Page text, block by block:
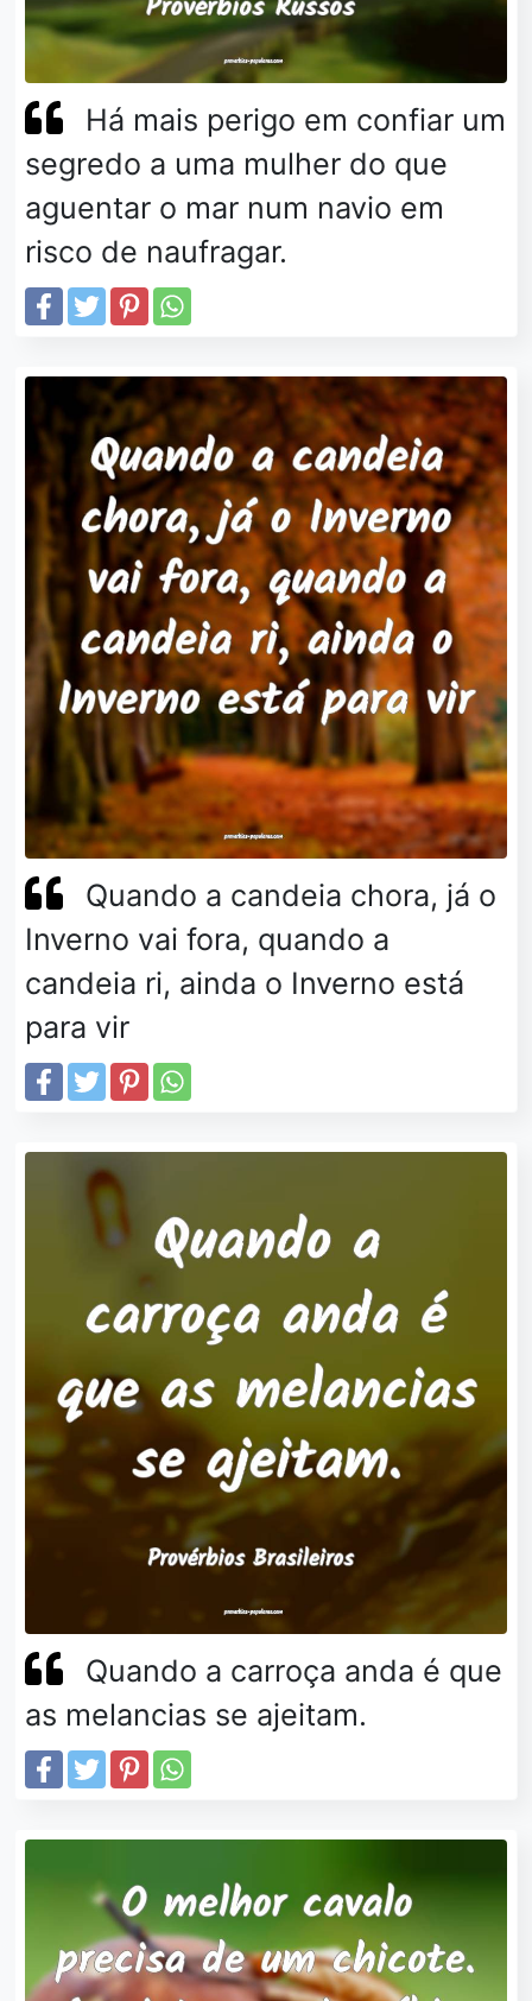
Há mais perigo em confiar um
segredo a uma mulher do que
aguentar o mar num navio em
risco de naufragar.
Quando a candeia chora, já o
Inverno vai fora, quando a
candeia ri, ainda o Inverno está
para vir
Quando a carroça anda é que
as melancias se ajeitam.